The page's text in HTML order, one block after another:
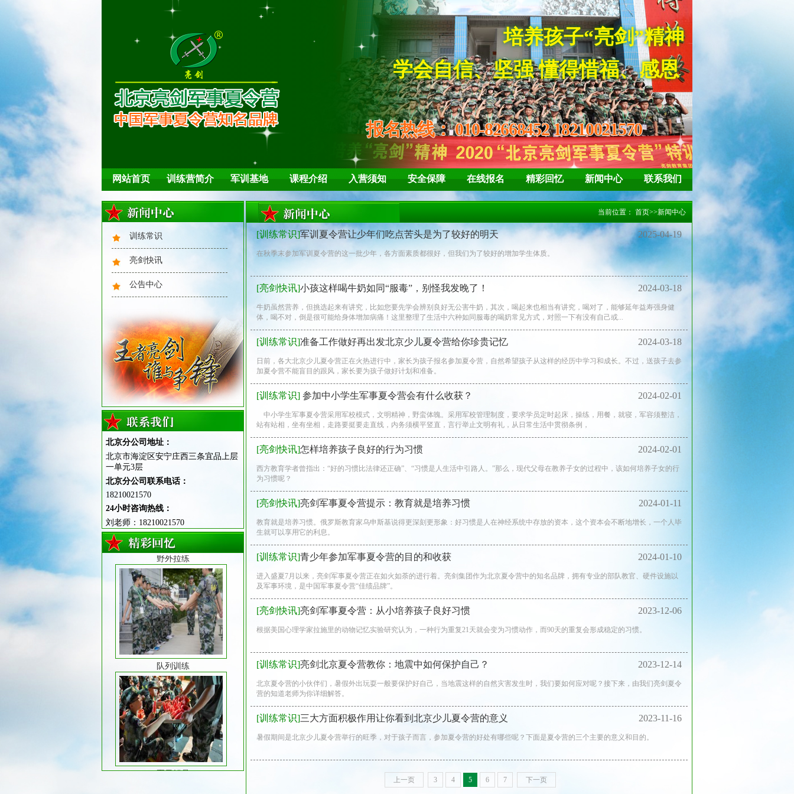
报名热线：010-82668452 18210021570
网站首页 训练营简介 军训基地 课程介绍 入营须知 安全保障 在线报名 精彩回忆 新闻中心 联系我们
训练常识
亮剑快讯
公告中心
北京分公司地址：
北京市海淀区安宁庄西三条宜品上层
一单元3层
北京分公司联系电话：
18210021570
24小时咨询热线：
刘老师：18210021570
夏日解暑
心理健康
站姿训练
野外拉练
队列训练
夏日解暑
当前位置： 首页>>新闻中心
[训练常识]军训夏令营让少年们吃点苦头是为了较好的明天 2025-04-19
在秋季末参加军训夏令营的这一批少年，各方面素质都很好，但我们为了较好的增加学生体质。
[亮剑快讯]小孩这样喝牛奶如同“服毒”，别怪我发晚了！ 2024-03-18
牛奶虽然营养，但挑选起来有讲究，比如您要先学会辨别良好无公害牛奶，其次，喝起来也相当有讲究，喝对了，能够延年益寿强身健
体，喝不对，倒是很可能给身体增加病痛！这里整理了生活中六种如同服毒的喝奶常见方式，对照一下有没有自己或...
[训练常识]准备工作做好再出发北京少儿夏令营给你珍贵记忆 2024-03-18
日前，各大北京少儿夏令营正在火热进行中，家长为孩子报名参加夏令营，自然希望孩子从这样的经历中学习和成长。不过，送孩子去参
加夏令营不能盲目的跟风，家长要为孩子做好计划和准备。
[训练常识] 参加中小学生军事夏令营会有什么收获？ 2024-02-01
中小学生军事夏令营采用军校模式，文明精神，野蛮体魄。采用军校管理制度，要求学员定时起床，操练，用餐，就寝，军容须整洁，
站有站相，坐有坐相，走路要挺要走直线，内务须横平竖直，言行举止文明有礼，从日常生活中贯彻条例，
[亮剑快讯]怎样培养孩子良好的行为习惯 2024-02-01
西方教育学者曾指出：“好的习惯比法律还正确”、“习惯是人生活中引路人。”那么，现代父母在教养子女的过程中，该如何培养子女的行
为习惯呢？
[亮剑快讯]亮剑军事夏令营提示：教育就是培养习惯 2024-01-11
教育就是培养习惯。俄罗斯教育家乌申斯基说得更深刻更形象：好习惯是人在神经系统中存放的资本，这个资本会不断地增长，一个人毕
生就可以享用它的利息。
[训练常识]青少年参加军事夏令营的目的和收获 2024-01-10
进入盛夏7月以来，亮剑军事夏令营正在如火如荼的进行着。亮剑集团作为北京夏令营中的知名品牌，拥有专业的部队教官、硬件设施以
及军事环境，是中国军事夏令营“佳绩品牌”。
[亮剑快讯]亮剑军事夏令营：从小培养孩子良好习惯 2023-12-06
根据美国心理学家拉施里的动物记忆实验研究认为，一种行为重复21天就会变为习惯动作，而90天的重复会形成稳定的习惯。
[训练常识]亮剑北京夏令营教你：地震中如何保护自己？ 2023-12-14
北京夏令营的小伙伴们，暑假外出玩耍一般要保护好自己，当地震这样的自然灾害发生时，我们要如何应对呢？接下来，由我们亮剑夏令
营的知道老师为你详细解答。
[训练常识]三大方面积极作用让你看到北京少儿夏令营的意义 2023-11-16
暑假期间是北京少儿夏令营举行的旺季，对于孩子而言，参加夏令营的好处有哪些呢？下面是夏令营的三个主要的意义和目的。
上一页 3 4 5 6 7 下一页